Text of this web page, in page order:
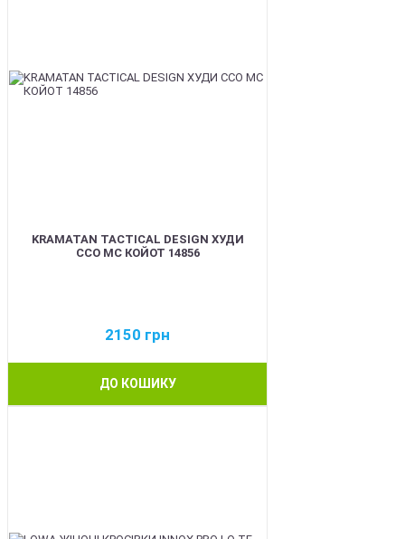
KRAMATAN TACTICAL DESIGN ХУДИ
ССО МС КОЙОТ 14856
2150 грн
ДО КОШИКУ